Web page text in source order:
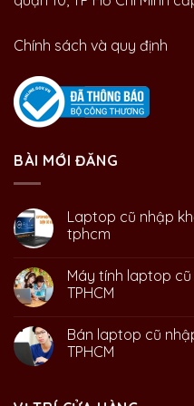
Chính sách và quy định
BÀI MỚI ĐĂNG
Laptop cũ nhập
tphcm
Máy tính laptop
TPHCM
Bán laptop cũ
TPHCM